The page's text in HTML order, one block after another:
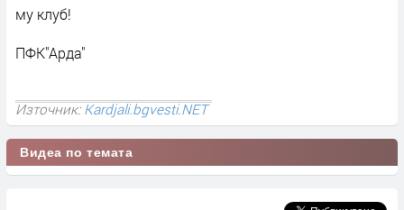
му клуб!
ПФК"Арда"
Източник:Kardjali.bgvesti.NET
Видеа по темата